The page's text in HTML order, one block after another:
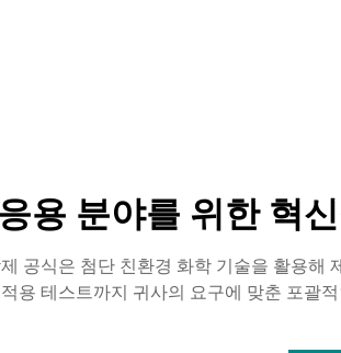
용 분야를 위한 혁
공식은 첨단 친환경 화학 기술을 활용
용 테스트까지 귀사의 요구에 맞춘 포괄